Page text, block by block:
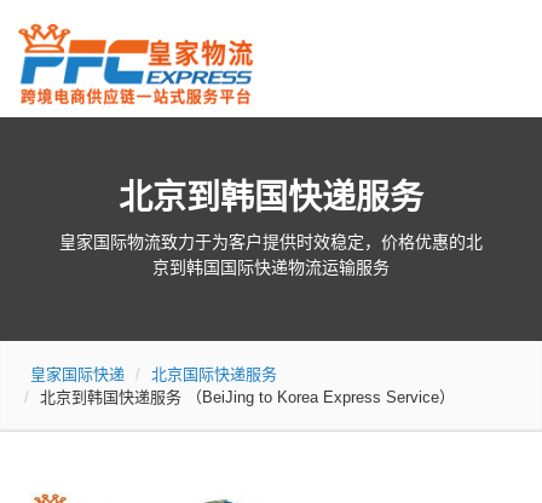
北京到韩国快递服务
皇家国际物流致力于为客户提供时效稳定，价格优惠的北
京到韩国国际快递物流运输服务
皇家国际快递
北京国际快递服务
北京到韩国快递服务 （BeiJing to Korea Express Service）